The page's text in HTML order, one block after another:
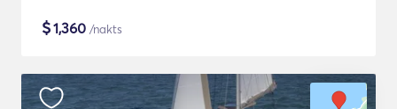
$1,360 /nakts